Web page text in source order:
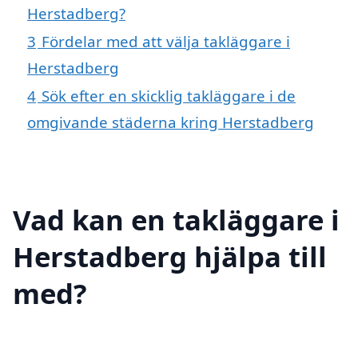
Herstadberg?
3 Fördelar med att välja takläggare i
Herstadberg
4 Sök efter en skicklig takläggare i de
omgivande städerna kring Herstadberg
Vad kan en takläggare i
Herstadberg hjälpa till
med?